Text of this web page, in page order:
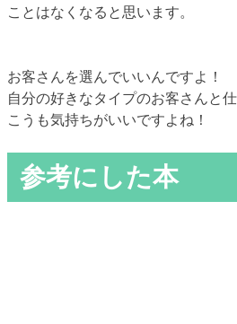
ことはなくなると思います。
お客さんを選んでいいんですよ！
自分の好きなタイプのお客さんと
こうも気持ちがいいですよね！
参考にした本